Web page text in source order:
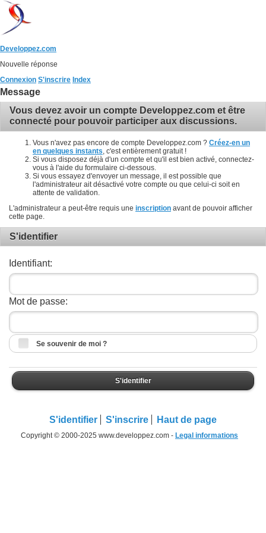
Developpez.com
Nouvelle réponse
Connexion S'inscrire Index
Message
Vous devez avoir un compte Developpez.com et être
connecté pour pouvoir participer aux discussions.
Vous n'avez pas encore de compte Developpez.com ? Créez-en un
en quelques instants , c'est entièrement gratuit !
Si vous disposez déjà d'un compte et qu'il est bien activé, connectez-
vous à l'aide du formulaire ci-dessous.
Si vous essayez d'envoyer un message, il est possible que
l'administrateur ait désactivé votre compte ou que celui-ci soit en
attente de validation.
L'administrateur a peut-être requis une inscription avant de pouvoir afficher
cette page.
S'identifier
Identifiant:
Mot de passe:
Se souvenir de moi ?
S'identifier
S'identifier S'inscrire Haut de page
Copyright © 2000-2025 www.developpez.com - Legal informations